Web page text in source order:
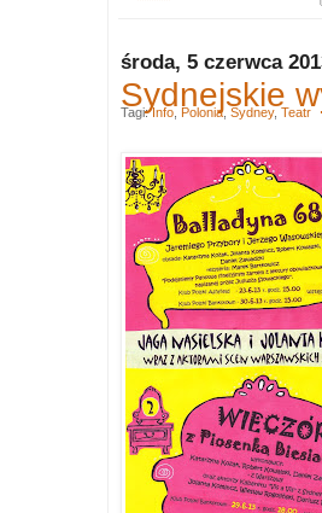
środa, 5 czerwca
Sydnejskie
Tagi:Info Polonia, Sydney, Teatr